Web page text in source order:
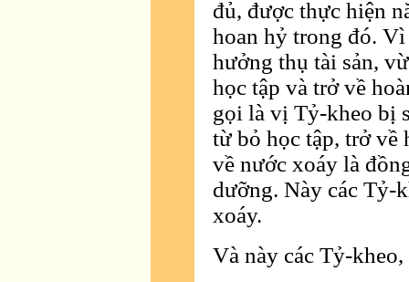
đủ, được thực hiện
hoan hỷ trong đó. Vì
hưởng thụ tài sản,
học tập và trở về
gọi là vị Tỷ-kheo bị
từ bỏ học tập, trở về
về nước xoáy là
dưỡng. Này các Tỷ-
xoáy.
Và này các Tỷ-kheo,